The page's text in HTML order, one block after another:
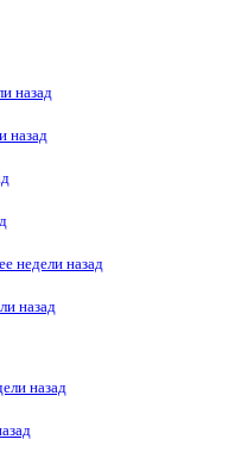
назад
назад
недели назад
назад
назад